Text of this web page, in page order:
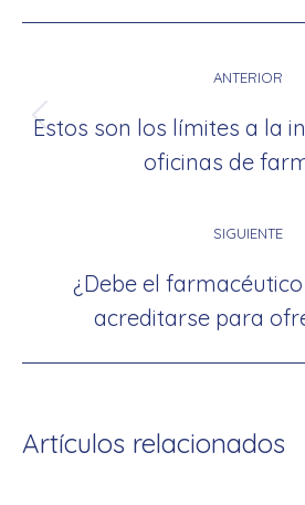
publicaciones
ANTERIOR
Estos son los límites a la
oficinas de
SIGUIENTE
¿Debe el
acreditarse para
Artículos relacionados